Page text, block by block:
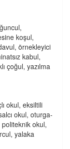
koşul,
örnekleyici
kabul,
çoğul, yazılma
okul, eksiltili
okul, oturga-
okul,
yalaka